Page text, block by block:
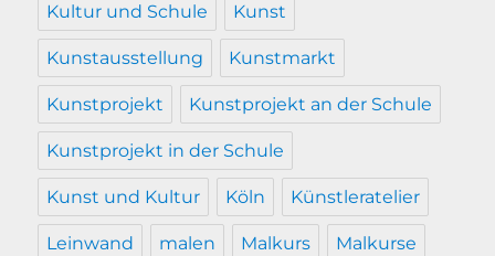
Kultur und Schule Kunst
Kunstausstellung Kunstmarkt
Kunstprojekt Kunstprojekt an der Schule
Kunstprojekt in der Schule
Kunst und Kultur Köln Künstleratelier
Leinwand malen Malkurs Malkurse